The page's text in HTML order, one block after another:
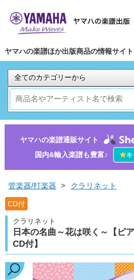
ヤマハの楽譜ほか出版商品の情報サイト
ヤマハの楽譜通販サイト
国内&輸入楽譜も豊富♪
★キ
管楽器/打楽器 > クラリネット
CD付
クラリネット
日本の名曲～花は咲く～【ピ
CD付】